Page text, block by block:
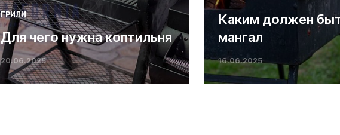
ГРИЛИ
Для чего нужна коптильня
20.06.2025
Каким должен
мангал
16.06.2025